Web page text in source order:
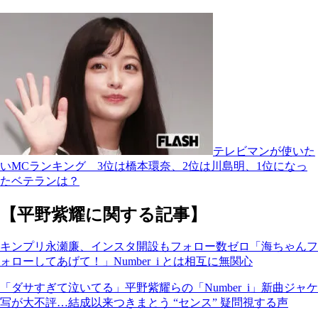
テレビマンが使いた
いMCランキング 3位は橋本環奈、2位は川島明、1位になっ
たベテランは？
【平野紫耀に関する記事】
キンプリ永瀬廉、インスタ開設もフォロー数ゼロ「海ちゃんフ
ォローしてあげて！」Number_i とは相互に無関心
「ダサすぎて泣いてる」平野紫耀らの「Number_i」新曲ジャケ
写が大不評…結成以来つきまとう “センス” 疑問視する声